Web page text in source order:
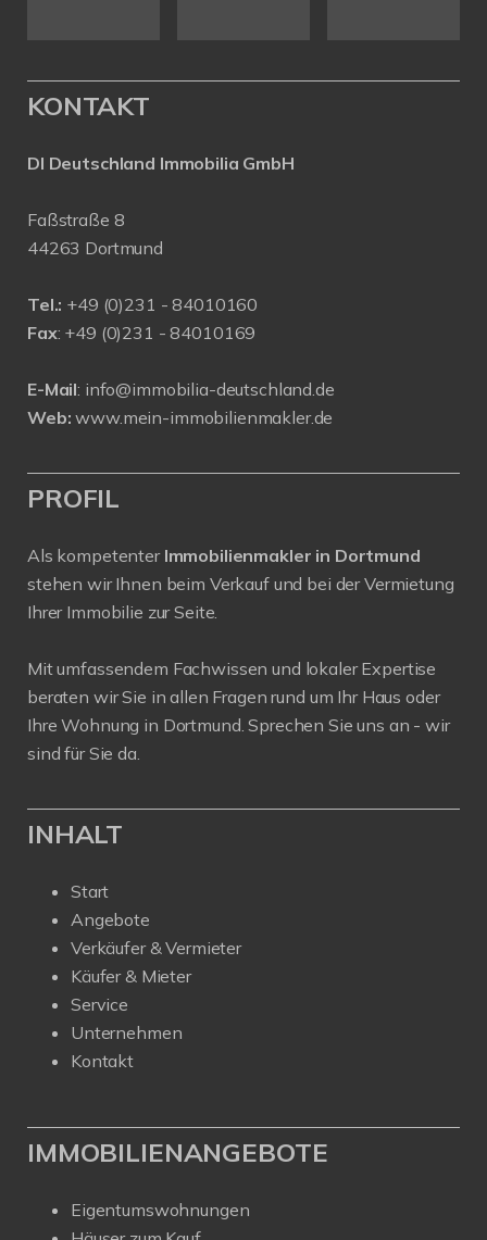
KONTAKT
DI Deutschland Immobilia GmbH
Faßstraße 8
44263 Dortmund
Tel.: +49 (0)231 - 84010160
Fax: +49 (0)231 - 84010169
E-Mail: info@immobilia-deutschland.de
Web: www.mein-immobilienmakler.de
PROFIL
Als kompetenter Immobilienmakler in Dortmund
stehen wir Ihnen beim Verkauf und bei der Vermietung
Ihrer Immobilie zur Seite.
Mit umfassendem Fachwissen und lokaler Expertise
beraten wir Sie in allen Fragen rund um Ihr Haus oder
Ihre Wohnung in Dortmund. Sprechen Sie uns an - wir
sind für Sie da.
INHALT
Start
Angebote
Verkäufer & Vermieter
Käufer & Mieter
Service
Unternehmen
Kontakt
IMMOBILIENANGEBOTE
Eigentumswohnungen